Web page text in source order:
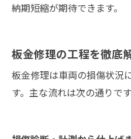
納期短縮が期待できます。
板金修理の工程を徹底
板金修理は車両の損傷状況
す。主な流れは次の通りです